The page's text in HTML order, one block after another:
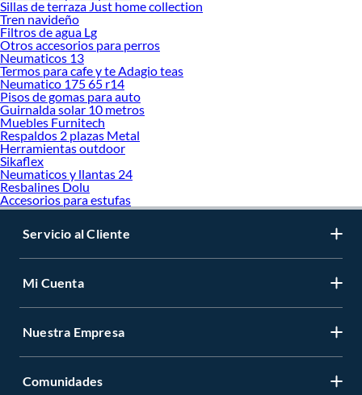
Sillas de terraza Just home collection
Tren navideño
Filtros de agua Lg
Otros accesorios para perros
Neumaticos 13
Termos para cafe y te Adagio teas
Neumatico 175 65 r14
Pisos de gomas para auto
Guirnalda solar 10 metros
Muebles Furnitech
Respaldos 2 plazas Metal
Herramientas outdoor
Sikaflex
Neumaticos y llantas 24
Resbalines Dolu
Accesorios para estufas
Servicio al Cliente
Mi Cuenta
Nuestra Empresa
Comunidades